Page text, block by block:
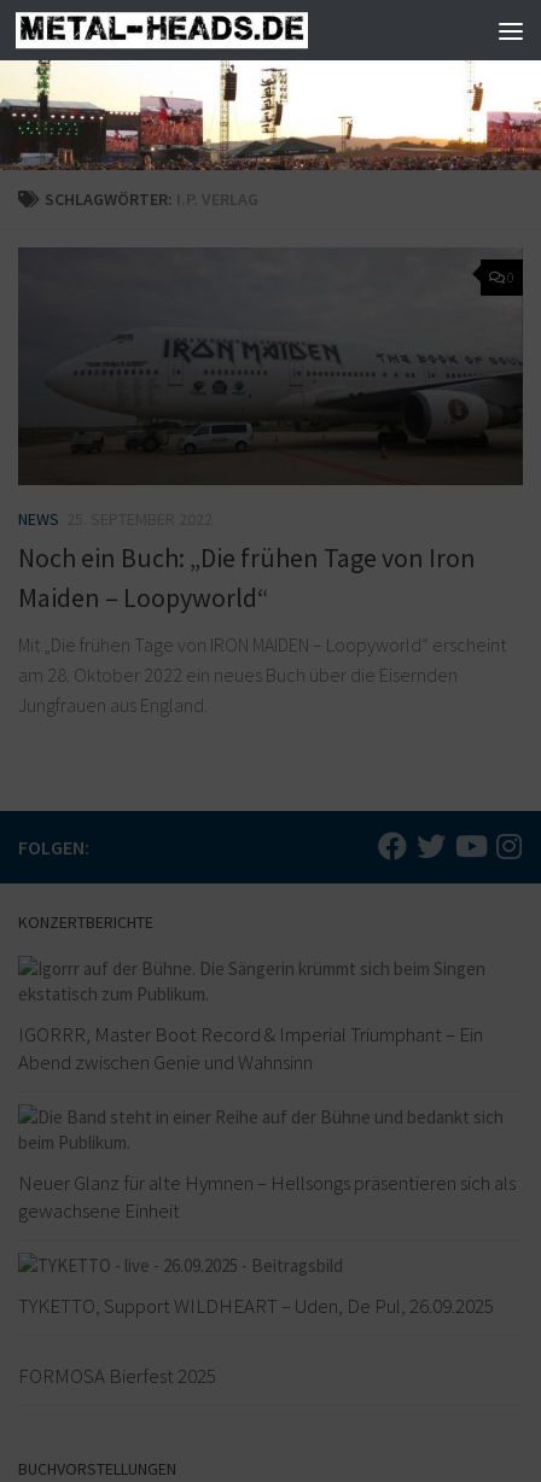
Zum Inhalt springen
SCHLAGWÖRTER: I.P. VERLAG
0
NEWS
Noch ein Buch: „Die frühen Tage von Iron
Maiden – Loopyworld“
Mit „Die frühen Tage von IRON MAIDEN – Loopyworld“ erscheint
am 28. Oktober 2022 ein neues Buch über die Eisernden
Jungfrauen aus England.
FOLGEN:
KONZERTBERICHTE
IGORRR, Master Boot Record & Imperial Triumphant – Ein
Abend zwischen Genie und Wahnsinn
Neuer Glanz für alte Hymnen – Hellsongs präsentieren sich als
gewachsene Einheit
TYKETTO, Support WILDHEART – Uden, De Pul, 26.09.2025
FORMOSA Bierfest 2025
BUCHVORSTELLUNGEN